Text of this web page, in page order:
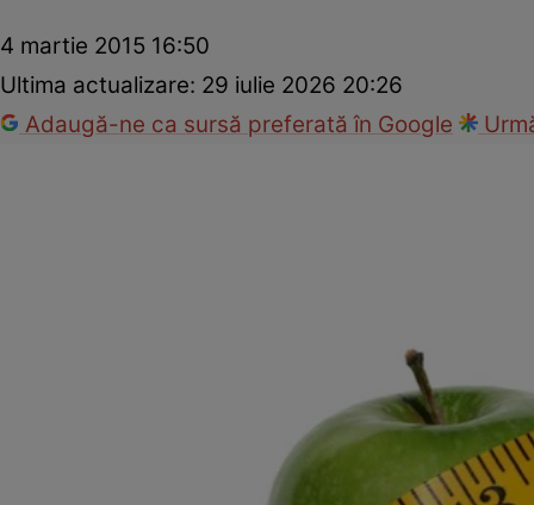
4 martie 2015 16:50
Ultima actualizare: 29 iulie 2026 20:26
Adaugă-ne ca sursă preferată în Google